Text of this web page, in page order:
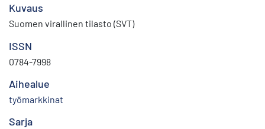
Kuvaus
Suomen virallinen tilasto (SVT)
ISSN
0784-7998
Aihealue
työmarkkinat
Sarja